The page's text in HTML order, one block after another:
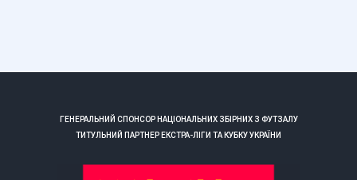
ГЕНЕРАЛЬНИЙ СПОНСОР НАЦІОНАЛЬНИХ ЗБІРНИХ З ФУТЗАЛУ
ТИТУЛЬНИЙ ПАРТНЕР ЕКСТРА-ЛІГИ ТА КУБКУ УКРАЇНИ